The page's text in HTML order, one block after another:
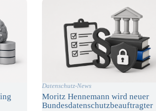
Datenschutz-News
Moritz Hennemann wird neuer
Bundesdatenschutzbeauftragter